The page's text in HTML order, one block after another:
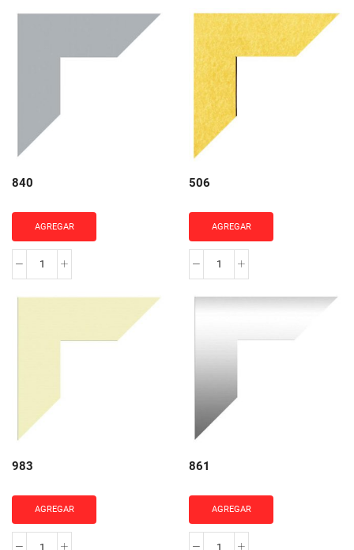
840
AGREGAR
840
506
AGREGAR
506
983
AGREGAR
861
AGREGAR